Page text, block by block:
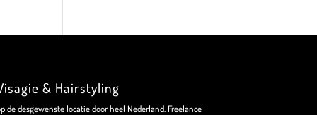
& Hairstyling
desgewenste locatie door heel Nederland. Freelance